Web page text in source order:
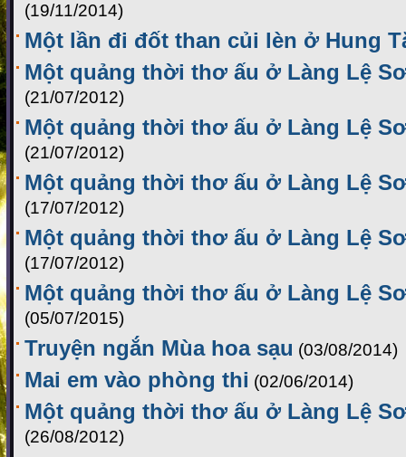
(19/11/2014)
Một lần đi đốt than củi lèn ở Hung
Một quảng thời thơ ấu ở Làng Lệ
(21/07/2012)
Một quảng thời thơ ấu ở Làng Lệ
(21/07/2012)
Một quảng thời thơ ấu ở Làng Lệ
(17/07/2012)
Một quảng thời thơ ấu ở Làng Lệ
(17/07/2012)
Một quảng thời thơ ấu ở Làng Lệ
(05/07/2015)
Truyện ngắn Mùa hoa sạu (03/08/2014)
Mai em vào phòng thi (02/06/2014)
Một quảng thời thơ ấu ở Làng Lệ
(26/08/2012)